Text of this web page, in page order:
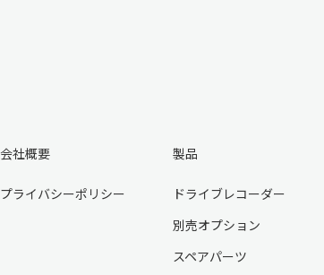
会社概要
プライバシーポリシー
製品
ドライブレコーダー
別売オプション
スペアパーツ